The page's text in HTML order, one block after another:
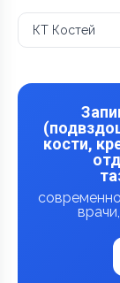
КТ Костей
кости,